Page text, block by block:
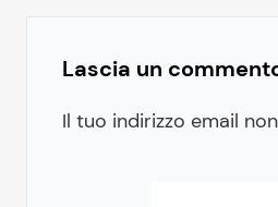
Lascia un
Il tuo indirizzo email